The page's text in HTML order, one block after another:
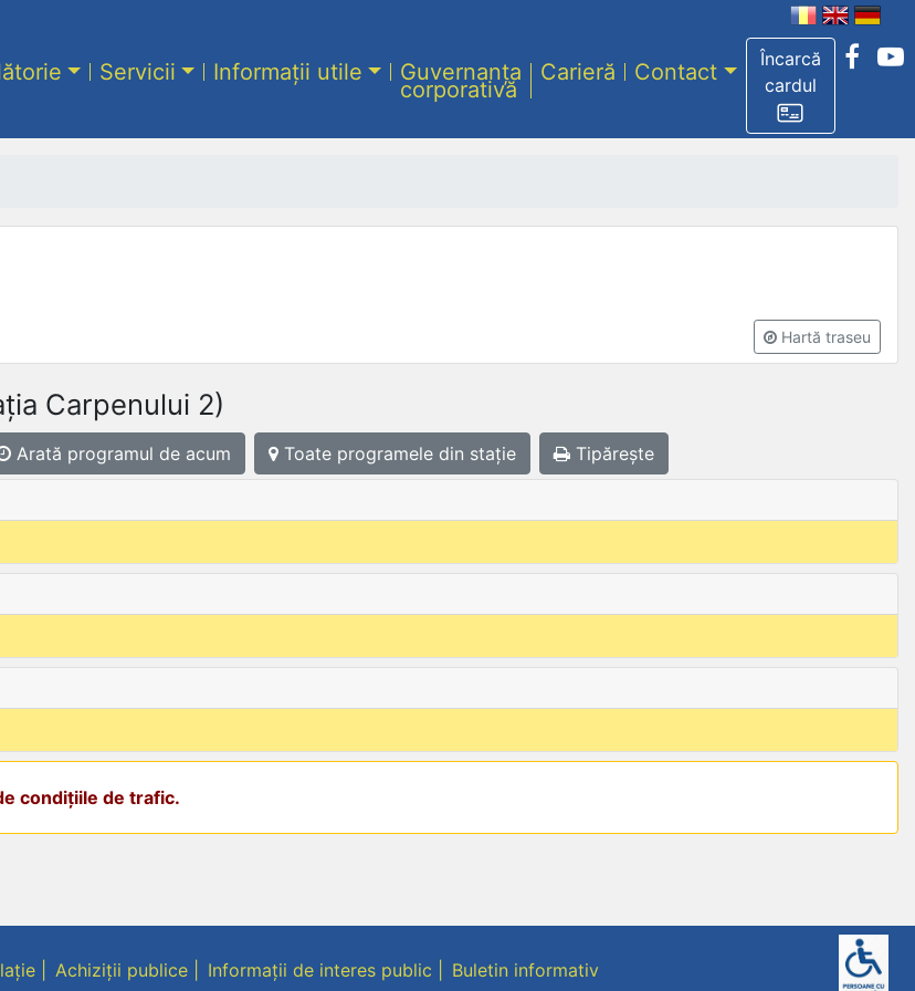
Încarcă
cardul
Servicii Informații utile Guvernanța
corporativă
Carieră Contact
Hartă traseu
Carpenului 2)
Arată programul de acum Toate programele din stație Tipărește
condițiile de trafic.
Achiziții publice Informații de interes public Buletin informativ